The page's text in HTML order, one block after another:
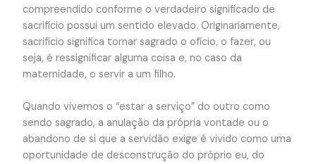
compreendido conforme o verdadeiro significado de
sacrifício possui um sentido elevado. Originariamente,
sacrifício significa tornar sagrado o ofício, o fazer, ou
seja, é ressignificar alguma coisa e, no caso da
maternidade, o servir a um filho.
Quando vivemos o “estar a serviço” do outro como
sendo sagrado, a anulação da própria vontade ou o
abandono de si que a servidão exige é vivido como uma
oportunidade de desconstrução do próprio eu, do